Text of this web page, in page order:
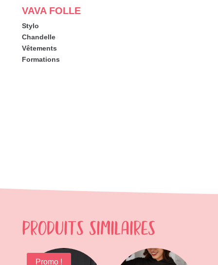
VAVA FOLLE
Stylo
Chandelle
Vêtements
Formations
Produits similaires
Promo !